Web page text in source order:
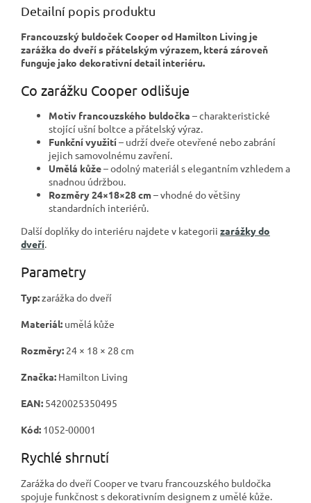
Detailní popis produktu
Francouzský buldoček Cooper od Hamilton Living je
zarážka do dveří s přátelským výrazem, která zároveň
funguje jako dekorativní detail interiéru.
Co zarážku Cooper odlišuje
Motiv francouzského buldočka – charakteristické
stojící ušní boltce a přátelský výraz.
Funkční využití– udrží dveře otevřené nebo zabrání
jejich samovolnému zavření.
Umělá kůže– odolný materiál s elegantním vzhledem a
snadnou údržbou.
Rozměry 24×18×28 cm– vhodné do většiny
standardních interiérů.
Další doplňky do interiéru najdete v kategorii zarážky do
dveří.
Parametry
Typ:zarážka do dveří
Materiál: umělá kůže
Rozměry: 24 × 18 × 28 cm
Značka: Hamilton Living
EAN: 5420025350495
Kód: 1052-00001
Rychlé shrnutí
Zarážka do dveří Cooper ve tvaru francouzského buldočka
spojuje funkčnost s dekorativním designem z umělé kůže.